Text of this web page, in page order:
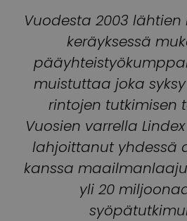
Vuodesta 2003
keräyksessä
muistuttaa joka
rintojen tutkimisen
Vuosien varrella
lahjoittanut yhdessä
kanssa
yli 20